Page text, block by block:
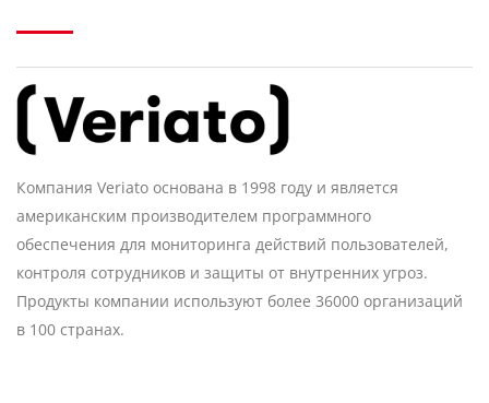
Компания Veriato основана в 1998 году и является
американским производителем программного
обеспечения для мониторинга действий пользователей,
контроля сотрудников и защиты от внутренних угроз.
Продукты компании используют более 36000 организаций
в 100 странах.